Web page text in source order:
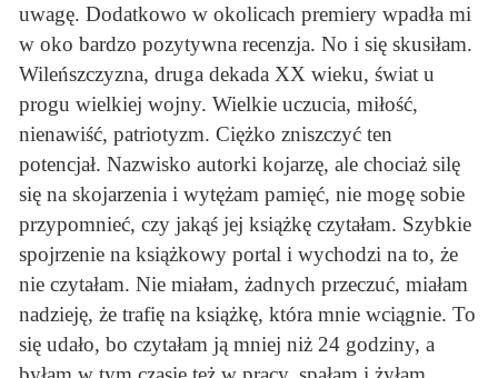
uwagę. Dodatkowo w okolicach premiery wpadła mi
w oko bardzo pozytywna recenzja. No i się skusiłam.
Wileńszczyzna, druga dekada XX wieku, świat u
progu wielkiej wojny. Wielkie uczucia, miłość,
nienawiść, patriotyzm. Ciężko zniszczyć ten
potencjał. Nazwisko autorki kojarzę, ale chociaż silę
się na skojarzenia i wytężam pamięć, nie mogę sobie
przypomnieć, czy jakąś jej książkę czytałam. Szybkie
spojrzenie na książkowy portal i wychodzi na to, że
nie czytałam. Nie miałam, żadnych przeczuć, miałam
nadzieję, że trafię na książkę, która mnie wciągnie. To
się udało, bo czytałam ją mniej niż 24 godziny, a